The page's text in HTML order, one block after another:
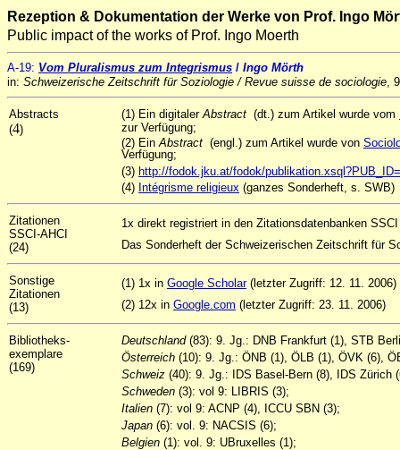
Rezeption & Dokumentation der Werke von Prof. Ingo
Public impact of the works of Prof. Ingo Moerth
A-19: Vom Pluralismus zum Integrismus / Ingo Mörth
in: Schweizerische Zeitschrift für Soziologie / Revue suisse de sociologie,
Abstracts
(4)
(1) Ein digitalerAbstract (dt.) zum Artikel wurde vom
zur Verfügung;
(2) EinAbstract (engl.) zum Artikel wurde von
Verfügung;
(3) http://fodok.jku.at/fodok/
(4) Intégrisme religieux (ganzes Sonderheft, s. SWB)
Zitationen
SSCI-AHCI
(24)
1x direkt registriert in den Zitationsdatenbanken
Das Sonderheft der Schweizerischen Zeitschrift für
Sonstige
Zitationen
(13)
(1) 1x in Google Scholar(letzter Zugriff: 12. 11. 2006)
(2) 12x in Google.com (letzter Zugriff: 23. 11. 2006)
Bibliotheks-
exemplare
(169)
Deutschland(83): 9. Jg.: DNB Frankfurt (1), STB
Österreich (10): 9. Jg.: ÖNB (1), ÖLB (1), ÖVK (6),
Schweiz (40): 9. Jg.: IDS Basel-Bern (8), IDS Zürich
Schweden (3): vol 9: LIBRIS (3);
Italien (7): vol 9: ACNP (4), ICCU SBN (3);
Japan (6): vol. 9: NACSIS (6);
Belgien (1): vol. 9: UBruxelles (1);